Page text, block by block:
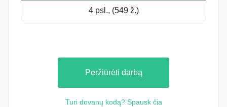
4 psl., (549 ž.)
Peržiūrėti darbą
Turi dovanų kodą? Spausk čia